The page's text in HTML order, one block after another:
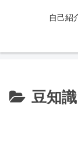
自己紹
豆知識